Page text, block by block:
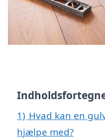
1) Hvad kan en
hjælpe med?